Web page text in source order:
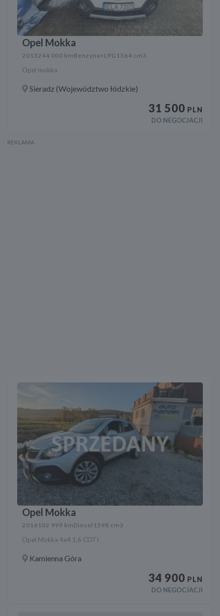
Opel Mokka
2013244 000 km Benzyna+LPG 1364 cm3
Opel mokka
Sieradz (Województwo łódzkie)
31 500 PLN
DO NEGOCJACJI
Opel Mokka
2016 102 999 km Diesel 1598 cm3
Opel Mokka 4x4 1,6 CDTI
Kamienna Góra
34 900 PLN
DO NEGOCJACJI